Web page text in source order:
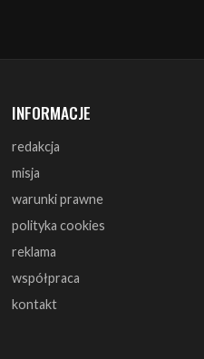
INFORMACJE
redakcja
misja
warunki prawne
polityka cookies
reklama
współpraca
kontakt